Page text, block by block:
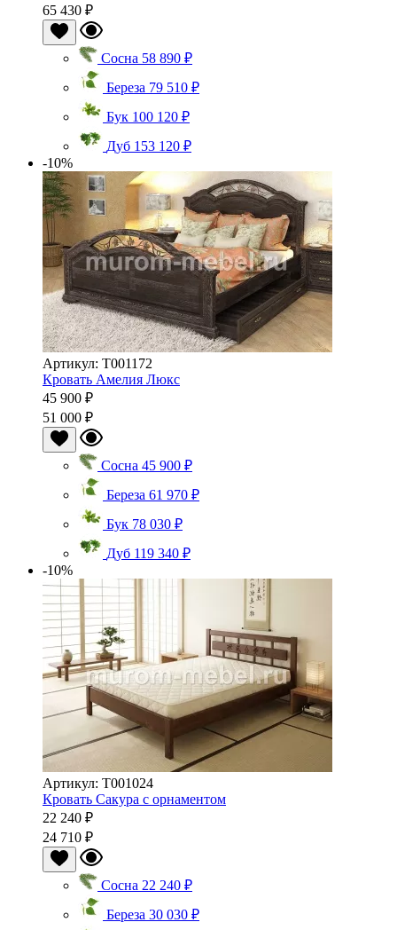
65 430 ₽
Сосна 58 890 ₽
Береза 79 510 ₽
Бук 100 120 ₽
Дуб 153 120 ₽
-10%
Артикул: Т001172
Кровать Амелия Люкс
45 900 ₽
51 000 ₽
Сосна 45 900 ₽
Береза 61 970 ₽
Бук 78 030 ₽
Дуб 119 340 ₽
-10%
Артикул: Т001024
Кровать Сакура с орнаментом
22 240 ₽
24 710 ₽
Сосна 22 240 ₽
Береза 30 030 ₽